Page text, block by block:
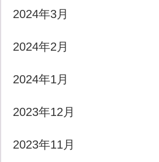
2024年3月
2024年2月
2024年1月
2023年12月
2023年11月